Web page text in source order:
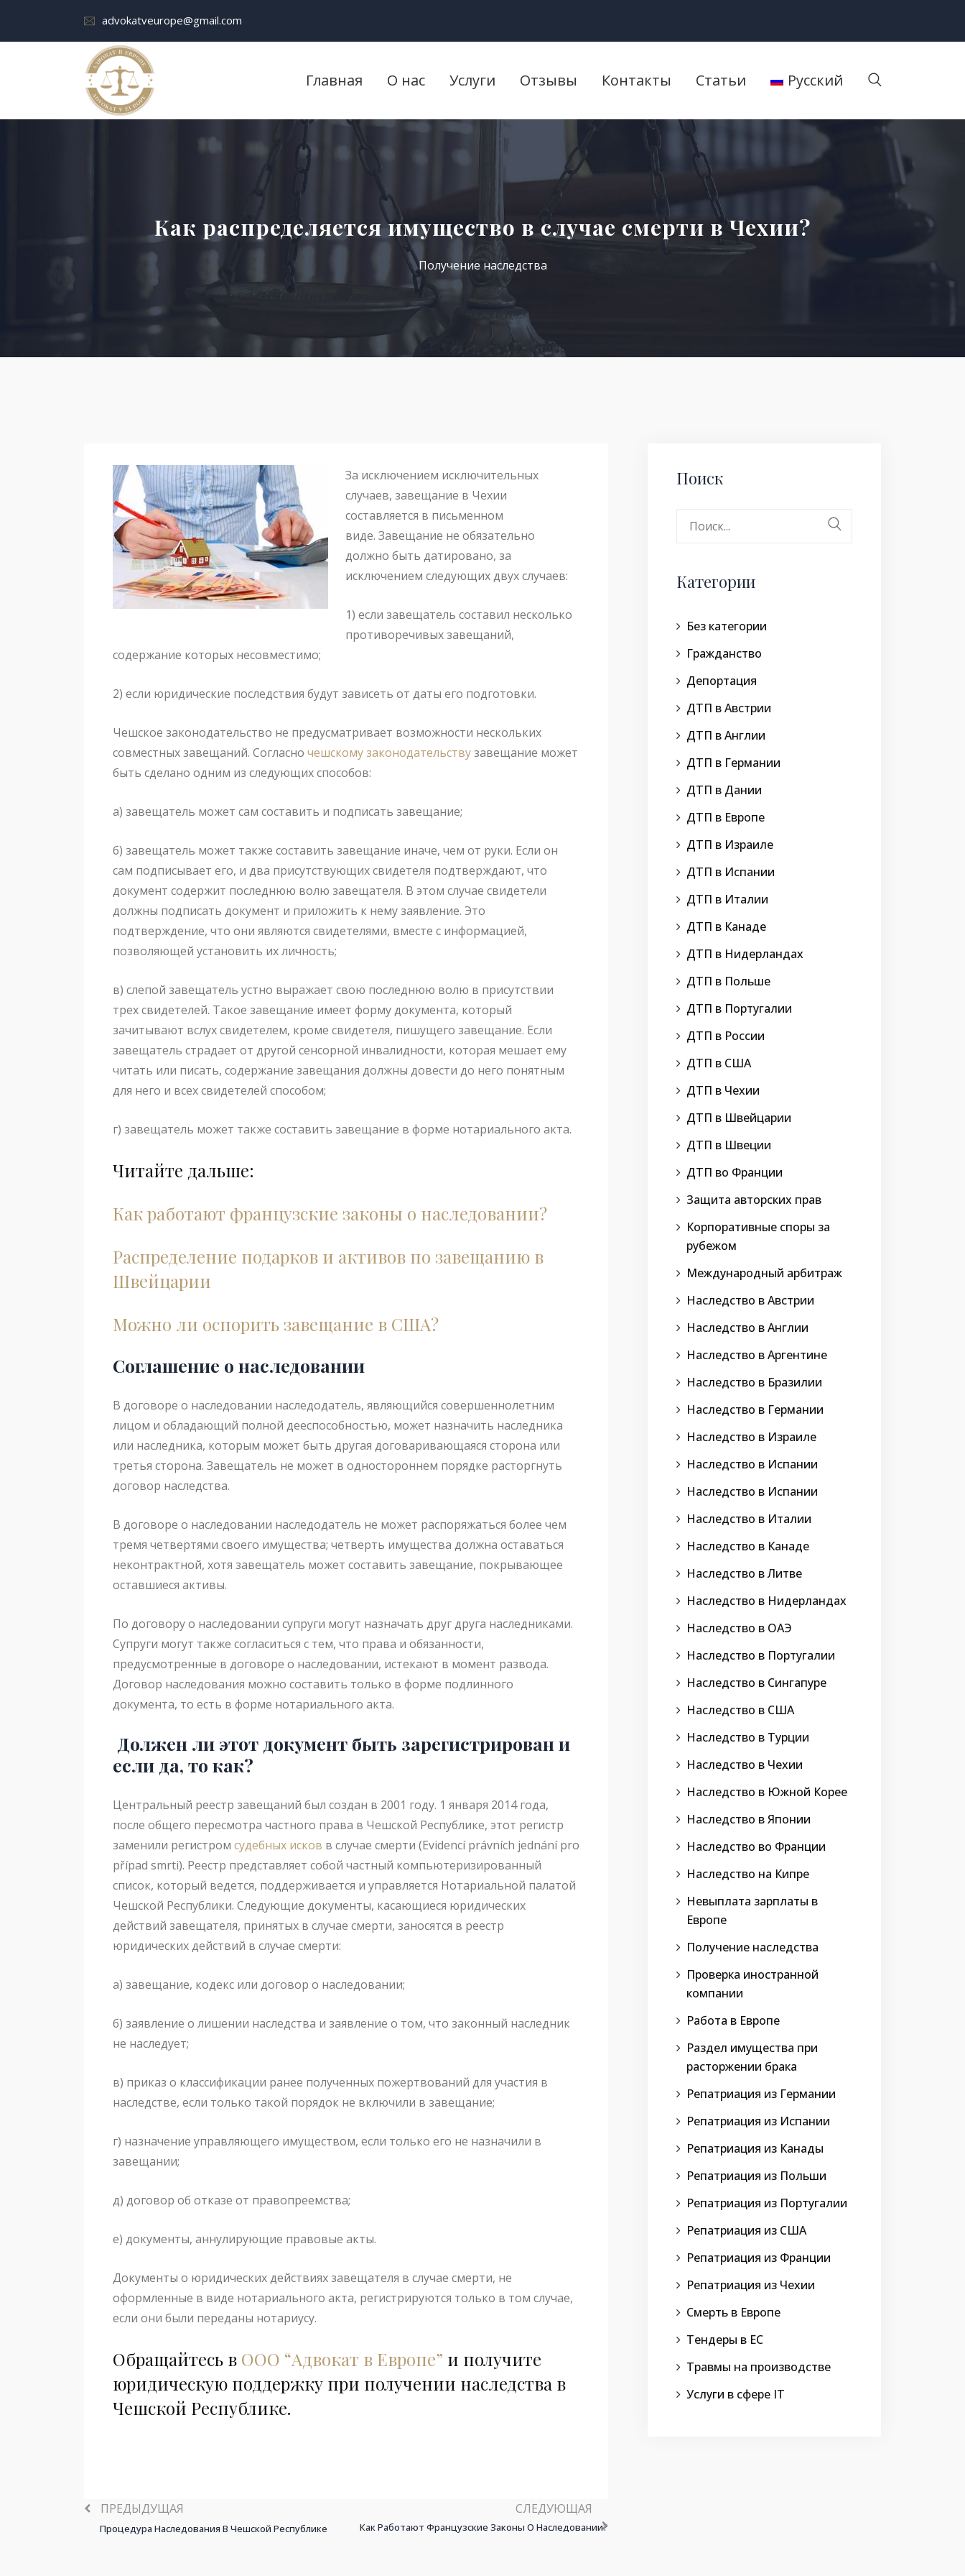
advokatveurope@gmail.com
Главная О нас Услуги Отзывы Контакты Статьи Русский
Как распределяется имущество в случае смерти в Чехии?
Получение наследства
За исключением исключительных
случаев, завещание в Чехии
составляется в письменном
виде. Завещание не обязательно
должно быть датировано, за
исключением следующих двух случаев:
1) если завещатель составил несколько
противоречивых завещаний,
содержание которых несовместимо;
2) если юридические последствия будут зависеть от даты его подготовки.
Чешское законодательство не предусматривает возможности нескольких
совместных завещаний. Согласно чешскому законодательствузавещание может
быть сделано одним из следующих способов:
а) завещатель может сам составить и подписать завещание;
б) завещатель может также составить завещание иначе, чем от руки. Если он
сам подписывает его, и два присутствующих свидетеля подтверждают, что
документ содержит последнюю волю завещателя. В этом случае свидетели
должны подписать документ и приложить к нему заявление. Это
подтверждение, что они являются свидетелями, вместе с информацией,
позволяющей установить их личность;
в) слепой завещатель устно выражает свою последнюю волю в присутствии
трех свидетелей. Такое завещание имеет форму документа, который
зачитывают вслух свидетелем, кроме свидетеля, пишущего завещание. Если
завещатель страдает от другой сенсорной инвалидности, которая мешает ему
читать или писать, содержание завещания должны довести до него понятным
для него и всех свидетелей способом;
г) завещатель может также составить завещание в форме нотариального акта.
Читайте дальше:
Как работают французские законы о наследовании?
Распределение подарков и активов по завещанию в
Швейцарии
Можно ли оспорить завещание в США?
Соглашение о наследовании
В договоре о наследовании наследодатель, являющийся совершеннолетним
лицом и обладающий полной дееспособностью, может назначить наследника
или наследника, которым может быть другая договаривающаяся сторона или
третья сторона. Завещатель не может в одностороннем порядке расторгнуть
договор наследства.
В договоре о наследовании наследодатель не может распоряжаться более чем
тремя четвертями своего имущества; четверть имущества должна оставаться
неконтрактной, хотя завещатель может составить завещание, покрывающее
оставшиеся активы.
По договору о наследовании супруги могут назначать друг друга наследниками.
Супруги могут также согласиться с тем, что права и обязанности,
предусмотренные в договоре о наследовании, истекают в момент развода.
Договор наследования можно составить только в форме подлинного
документа, то есть в форме нотариального акта.
Должен ли этот документ быть зарегистрирован и
если да, то как?
Центральный реестр завещаний был создан в 2001 году. 1 января 2014 года,
после общего пересмотра частного права в Чешской Республике, этот регистр
заменили регистром судебных исков в случае смерти (Evidencí právních jednání pro
případ smrti). Реестр представляет собой частный компьютеризированный
список, который ведется, поддерживается и управляется Нотариальной палатой
Чешской Республики. Следующие документы, касающиеся юридических
действий завещателя, принятых в случае смерти, заносятся в реестр
юридических действий в случае смерти:
а) завещание, кодекс или договор о наследовании;
б) заявление о лишении наследства и заявление о том, что законный наследник
не наследует;
в) приказ о классификации ранее полученных пожертвований для участия в
наследстве, если только такой порядок не включили в завещание;
г) назначение управляющего имуществом, если только его не назначили в
завещании;
д) договор об отказе от правопреемства;
е) документы, аннулирующие правовые акты.
Документы о юридических действиях завещателя в случае смерти, не
оформленные в виде нотариального акта, регистрируются только в том случае,
если они были переданы нотариусу.
Обращайтесь в ООО “Адвокат в Европе” и получите
юридическую поддержку при получении наследства в
Чешской Республике.
ПРЕДЫДУЩАЯ
Процедура Наследования В Чешской Республике
СЛЕДУЮЩАЯ
Как Работают Французские Законы О Наследовании?
Поиск
Поиск:
Категории
Без категории
Гражданство
Депортация
ДТП в Австрии
ДТП в Англии
ДТП в Германии
ДТП в Дании
ДТП в Европе
ДТП в Израиле
ДТП в Испании
ДТП в Италии
ДТП в Канаде
ДТП в Нидерландах
ДТП в Польше
ДТП в Португалии
ДТП в России
ДТП в США
ДТП в Чехии
ДТП в Швейцарии
ДТП в Швеции
ДТП во Франции
Защита авторских прав
Корпоративные споры за
рубежом
Международный арбитраж
Наследство в Австрии
Наследство в Англии
Наследство в Аргентине
Наследство в Бразилии
Наследство в Германии
Наследство в Израиле
Наследство в Испании
Наследство в Испании
Наследство в Италии
Наследство в Канаде
Наследство в Литве
Наследство в Нидерландах
Наследство в ОАЭ
Наследство в Португалии
Наследство в Сингапуре
Наследство в США
Наследство в Турции
Наследство в Чехии
Наследство в Южной Корее
Наследство в Японии
Наследство во Франции
Наследство на Кипре
Невыплата зарплаты в
Европе
Получение наследства
Проверка иностранной
компании
Работа в Европе
Раздел имущества при
расторжении брака
Репатриация из Германии
Репатриация из Испании
Репатриация из Канады
Репатриация из Польши
Репатриация из Португалии
Репатриация из США
Репатриация из Франции
Репатриация из Чехии
Смерть в Европе
Тендеры в ЕС
Травмы на производстве
Услуги в сфере IT